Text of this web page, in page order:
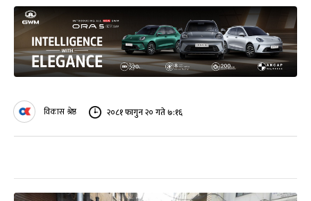
विकास श्रेष्ठ २०८१ फागुन २० गते ७:१६